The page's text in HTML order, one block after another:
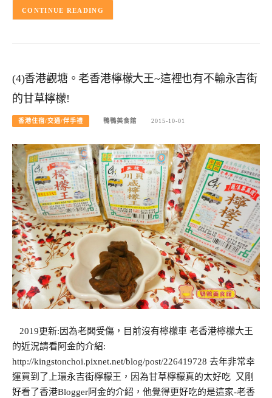
CONTINUE READING
(4)香港觀塘。老香港檸檬大王~這裡也有不輸永吉街
的甘草檸檬!
香港住宿/交通/伴手禮 鴨鴨美食館 2015-10-01
2019更新:因為老闆受傷，目前沒有檸檬車 老香港檸檬大王
的近況請看阿金的介紹:
http://kingstonchoi.pixnet.net/blog/post/226419728 去年非常幸
運買到了上環永吉街檸檬王，因為甘草檸檬真的太好吃 又剛
好看了香港Blogger阿金的介紹，他覺得更好吃的是這家-老香